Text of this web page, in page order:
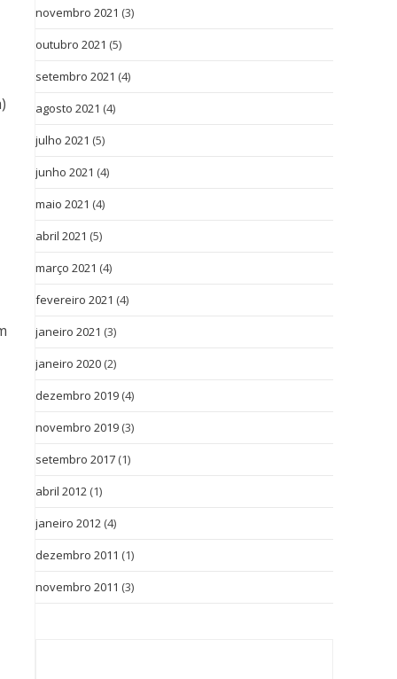
novembro 2021 (3)
outubro 2021 (5)
setembro 2021 (4)
agosto 2021 (4)
julho 2021 (5)
junho 2021 (4)
maio 2021 (4)
abril 2021 (5)
março 2021 (4)
fevereiro 2021 (4)
janeiro 2021 (3)
janeiro 2020 (2)
dezembro 2019 (4)
novembro 2019 (3)
setembro 2017 (1)
abril 2012 (1)
janeiro 2012 (4)
dezembro 2011 (1)
novembro 2011 (3)